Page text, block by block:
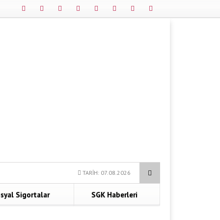
TARİH: 07.08.2026
Sigortalar SGK Haberleri